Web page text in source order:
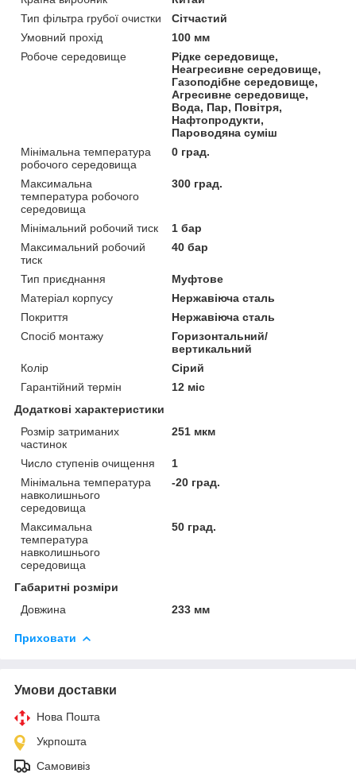
Тип фільтра грубої очистки
Сітчастий
Умовний прохід
100 мм
Робоче середовище
Рідке середовище,
Неагресивне середовище,
Газоподібне середовище,
Агресивне середовище,
Вода, Пар, Повітря,
Нафтопродукти,
Пароводяна суміш
Мінімальна температура
робочого середовища
0 град.
Максимальна
температура робочого
середовища
300 град.
Мінімальний робочий тиск
1 бар
Максимальний робочий
тиск
40 бар
Тип приєднання
Муфтове
Матеріал корпусу
Нержавіюча сталь
Покриття
Нержавіюча сталь
Спосіб монтажу
Горизонтальний/
вертикальний
Колір
Сірий
Гарантійний термін
12 міс
Додаткові характеристики
Розмір затриманих
частинок
251 мкм
Число ступенів очищення
1
Мінімальна температура
навколишнього
середовища
-20 град.
Максимальна
температура
навколишнього
середовища
50 град.
Габаритні розміри
Довжина
233 мм
Приховати
Умови доставки
Нова Пошта
Укрпошта
Самовивіз